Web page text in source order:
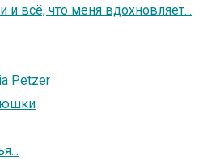
и всё, что меня вдохновляет...
Petzer